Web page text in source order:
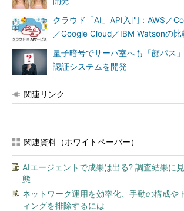
クラウド「AI」API入門：AWS／
／Google Cloud／IBM Watsonの比
量子暗号でサーバ室へも「顔パス
認証システムを開発
関連リンク
関連資料（ホワイトペーパー）
AIエージェントで成果は出る? 調査結果に
態
ネットワーク運用を効率化、手動の構成や
ィングを排除するには